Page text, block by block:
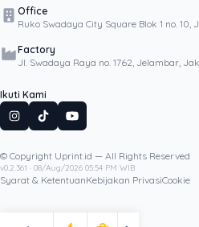
Artikel
Office
Ruko Swadaya City Square Blok 1 no.
Factory
Jl. Swadaya Raya no. 1762, Jelambar,
Ikuti Kami
© Copyright Uprint.id — All Rights Reserved
v0.2.361 · 08/Aug/2026 05:54 PM WIB
Syarat & KetentuanKebijakan PrivasiCookie